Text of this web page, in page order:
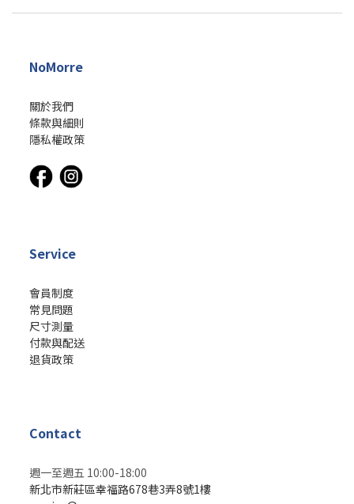
NoMorre
關於我們
條款與細則
隱私權政策
Service
會員制度
常見問題
尺寸測量
付款與配送
退貨政策
Contact
週一至週五 10:00-18:00
新北市新莊區幸福路678巷3弄8號1樓